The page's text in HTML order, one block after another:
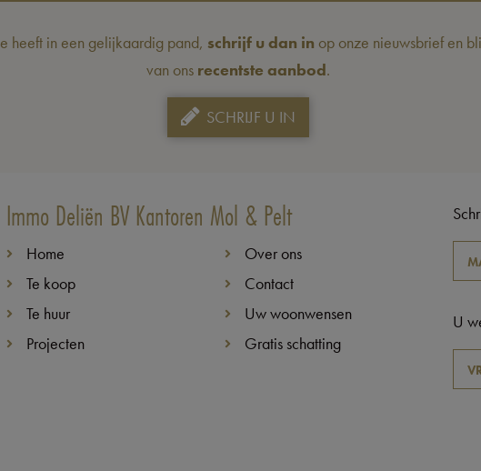
heeft in een gelijkaardig pand, schrijf u dan in op onze nieuwsbrief en
van ons recentste aanbod.
SCHRIJF U IN
Immo Deliën BV Kantoren Mol & Pelt
Home
Te koop
Te huur
Projecten
Over ons
Contact
Uw woonwensen
Gratis schatting
U